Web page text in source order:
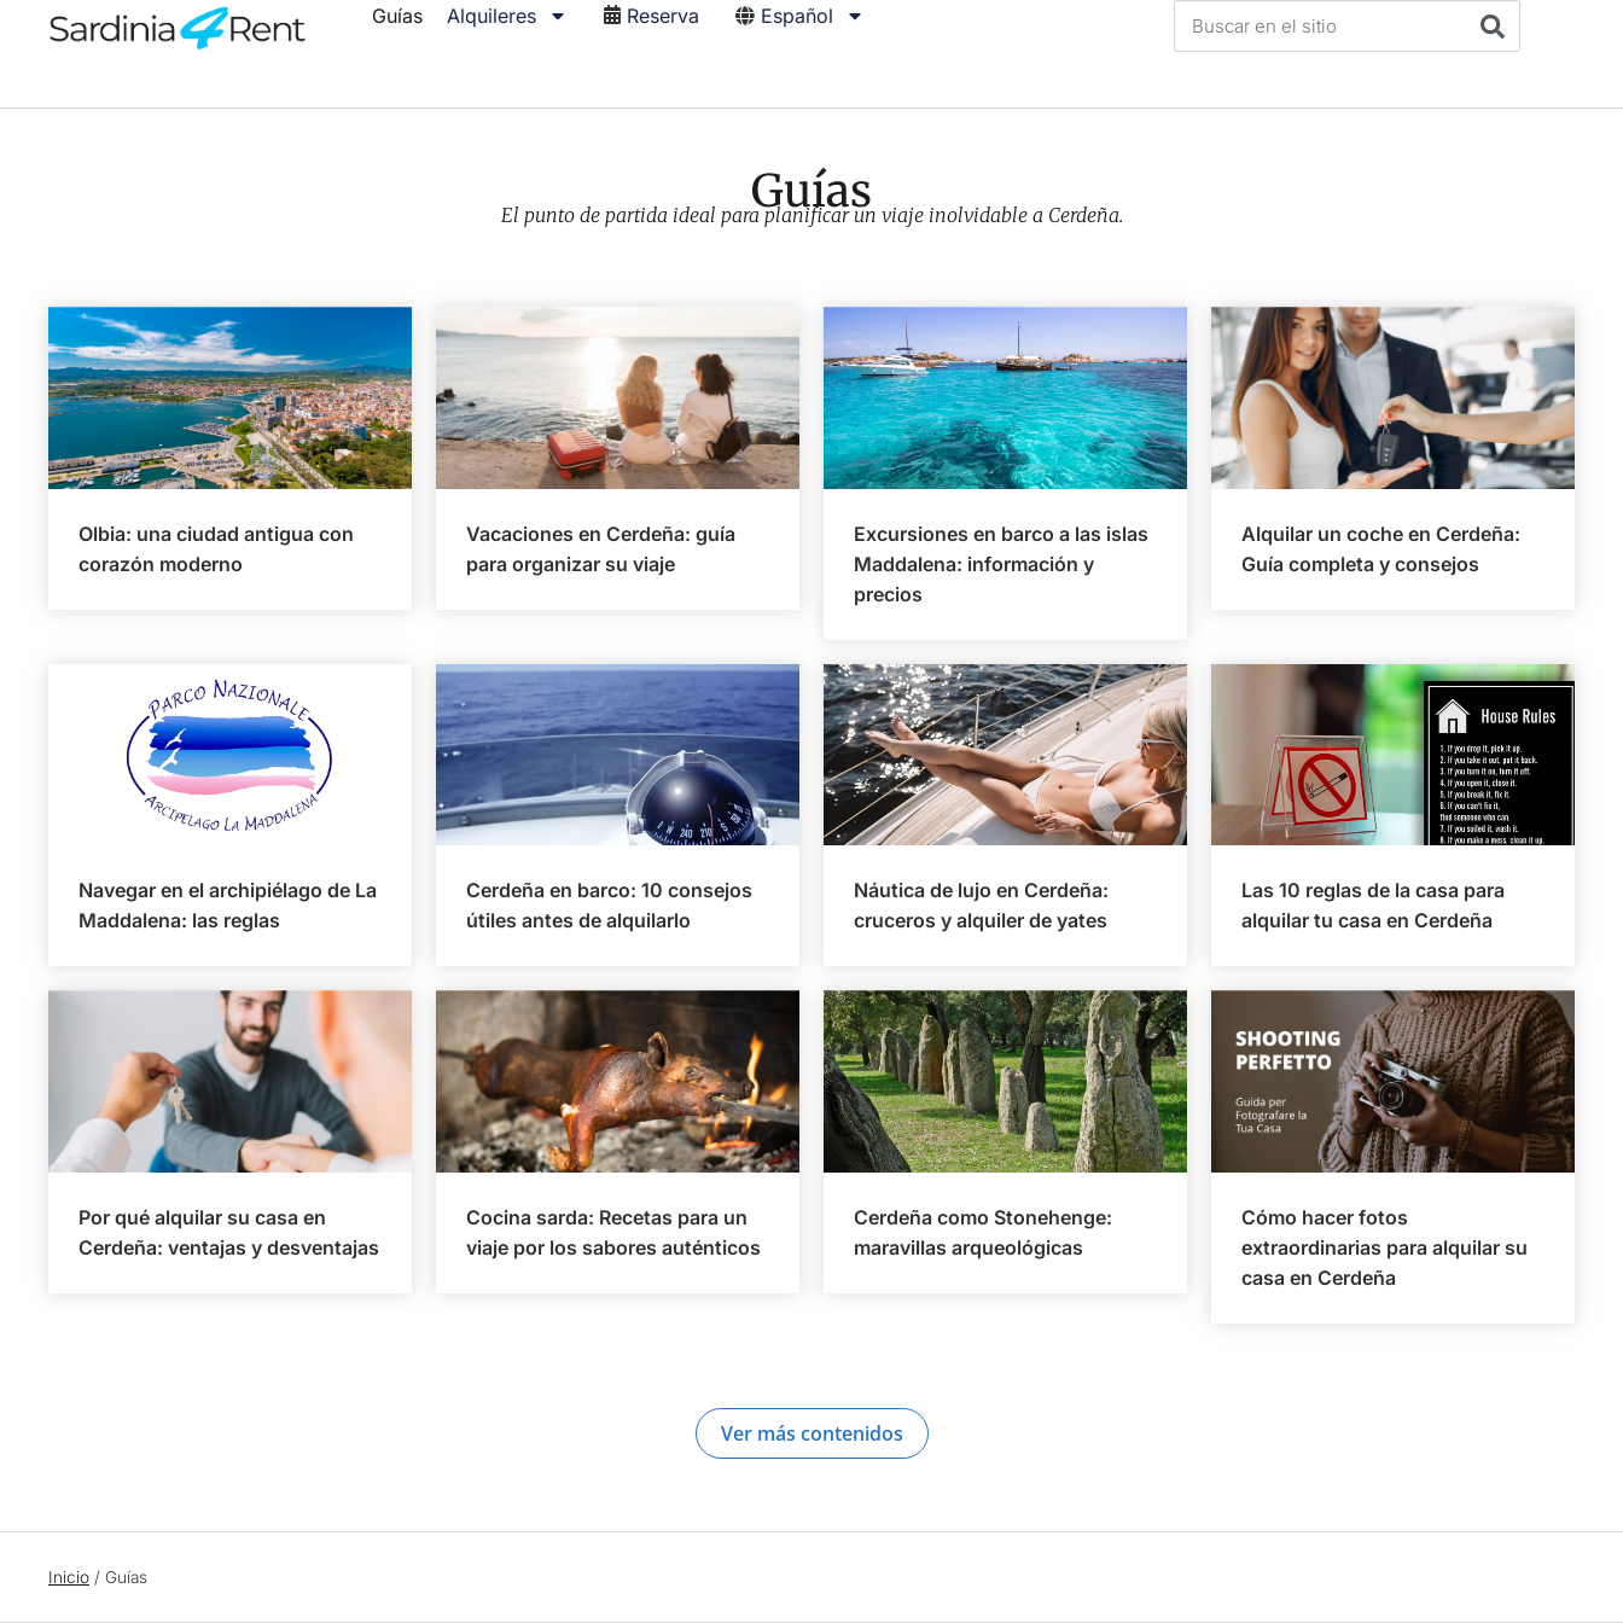
Guías Alquileres Reserva Español
Guías
El punto de partida ideal para planificar un viaje inolvidable a Cerdeña.
Olbia: una ciudad antigua con
corazón moderno
Vacaciones en Cerdeña: guía
para organizar su viaje
Excursiones en barco a las islas
Maddalena: información y
precios
Alquilar un coche en Cerdeña:
Guía completa y consejos
Navegar en el archipiélago de La
Maddalena: las reglas
Cerdeña en barco: 10 consejos
útiles antes de alquilarlo
Náutica de lujo en Cerdeña:
cruceros y alquiler de yates
Las 10 reglas de la casa para
alquilar tu casa en Cerdeña
Por qué alquilar su casa en
Cerdeña: ventajas y desventajas
Cocina sarda: Recetas para un
viaje por los sabores auténticos
Cerdeña como Stonehenge:
maravillas arqueológicas
Cómo hacer fotos
extraordinarias para alquilar su
casa en Cerdeña
Ver más contenidos
Inicio / Guías